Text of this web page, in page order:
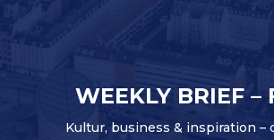
WEEKLY BRIEF –
Kultur, business & inspiration –